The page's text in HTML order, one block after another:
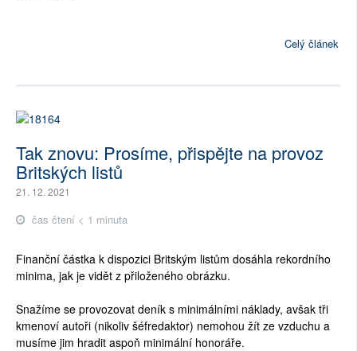
Celý článek
Tak znovu: Prosíme, přispějte na provoz
Britských listů
21. 12. 2021
čas čtení < 1 minuta
Finanční částka k dispozici Britským listům dosáhla rekordního
minima, jak je vidět z přiloženého obrázku.
Snažíme se provozovat deník s minimálními náklady, avšak tři
kmenoví autoři (nikoliv šéfredaktor) nemohou žít ze vzduchu a
musíme jim hradit aspoň minimální honoráře.